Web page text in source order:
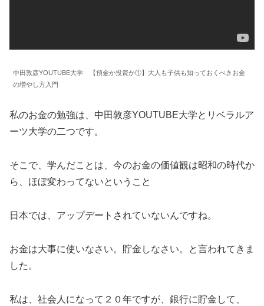
中田敦彦YOUTUBE大学 【預金か投資か①】大人も子供も知っておくべきお金
の増やし方入門
私のお金の勉強は、中田敦彦YOUTUBE大学とリベラルア
ーツ大学の二つです。
そこで、学んだことは、今のお金の価値観は昭和の時代か
ら、ほぼ変わってないということ
日本では、アップデートされていないんですね。
お金は大事に使いなさい。貯金しなさい。と言われてきま
した。
私は、社会人になって２０年ですが、銀行に貯金して、